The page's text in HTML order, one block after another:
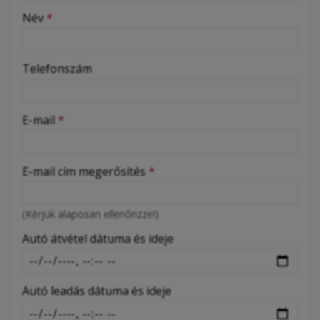
-
-
-
-
-
-
Név *
Telefonszám
E-mail *
E-mail cím megerősítés *
(Kérjük alaposan ellenőrizze!)
Autó átvétel dátuma és ideje
Autó leadás dátuma és ideje